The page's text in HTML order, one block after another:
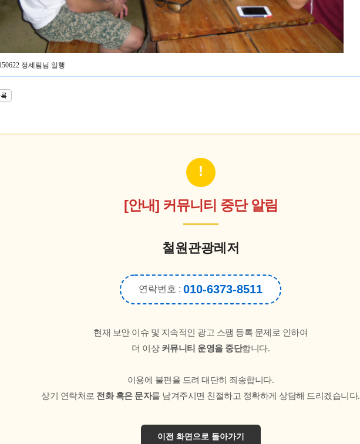
정세림님 일행
!
[안내] 커뮤니티 중단 알림
철원관광레저
연락번호 : 010-6373-8511
현재 보안 이슈 및 지속적인 광고 스팸 등록 문제로 인하여
더 이상 커뮤니티 운영을 중단합니다.
이용에 불편을 드려 대단히 죄송합니다.
상기 연락처로 전화 혹은 문자를 남겨주시면 친절하고 정확하게 상담해 드리겠습니다.
이전 화면으로 돌아가기